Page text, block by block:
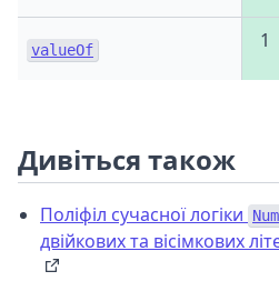
valueOf 1
Дивіться також
Поліфіл сучасної логіки
двійкових та вісімкових